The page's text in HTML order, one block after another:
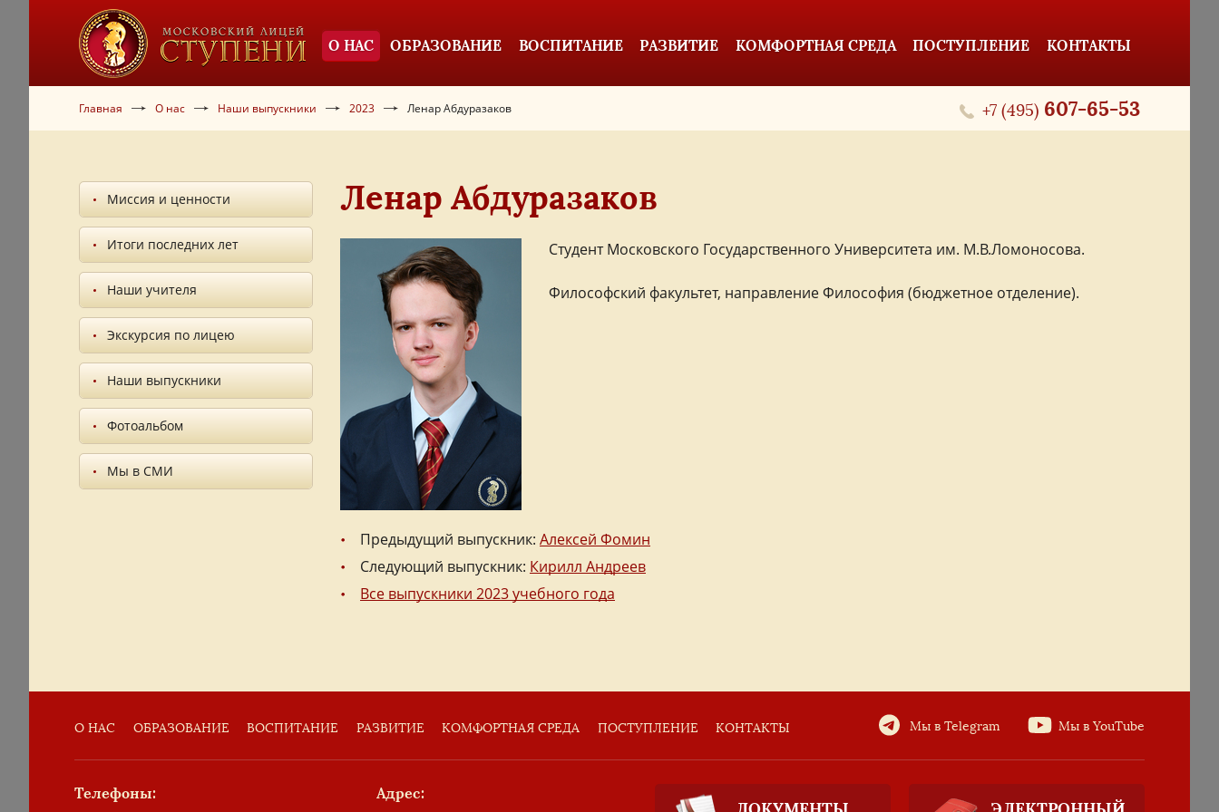
О НАС ОБРАЗОВАНИЕ ВОСПИТАНИЕ РАЗВИТИЕ КОМФОРТНАЯ СРЕДА ПОСТУПЛЕНИЕ КОНТАКТЫ
Главная О нас Наши выпускники 2023 Ленар Абдуразаков +7 (495) 607-65-53
Миссия и ценности
Итоги последних лет
Наши учителя
Экскурсия по лицею
Наши выпускники
Фотоальбом
Мы в СМИ
Ленар Абдуразаков
Студент Московского Государственного Университета им. М.В.Ломоносова.
Философский факультет, направление Философия (бюджетное отделение).
Предыдущий выпускник: Алексей Фомин
Следующий выпускник: Кирилл Андреев
Все выпускники 2023 учебного года
О НАС ОБРАЗОВАНИЕ ВОСПИТАНИЕ РАЗВИТИЕ КОМФОРТНАЯ СРЕДА ПОСТУПЛЕНИЕ КОНТАКТЫ Мы в Telegram Мы в YouTube
Телефоны: Адрес: